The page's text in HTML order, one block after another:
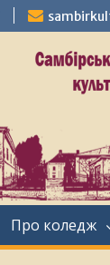
Про коледж